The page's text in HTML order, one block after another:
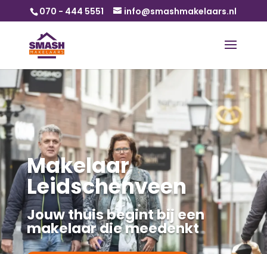
070 - 444 5551 info@smashmakelaars.nl
Makelaar
Leidschenveen
Jouw thuis begint bij een
makelaar die meedenkt